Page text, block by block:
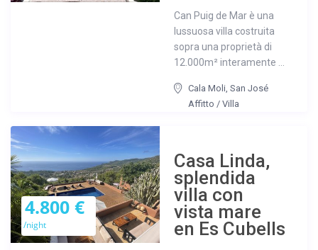
Can Puig de Mar è una
lussuosa villa costruita
sopra una proprietà di
12.000m² interamente ...
Cala Moli,San José
Affitto /Villa
4.800 €
/night
Casa Linda,
splendida
villa con
vista mare
en Es Cubells